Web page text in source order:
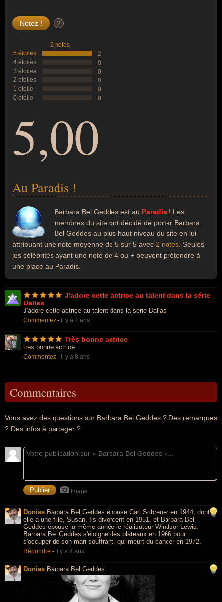
?
2 notes
5 étoiles
2
4 étoiles
0
3 étoiles
0
2 étoiles
0
1 étoile
0
0 étoile
0
5,00
Au Paradis !
Barbara Bel Geddes est au Paradis ! Les
membres du site ont décidé de porter Barbara
Bel Geddes au plus haut niveau du site en lui
attribuant une note moyenne de 5 sur 5 avec 2 notes . Seules
les célébrités ayant une note de 4 ou + peuvent prétendre à
une place au Paradis.
J'adore cette actrice au talent dans la série
Dallas
J'adore cette actrice au talent dans la série Dallas
Commentez - il y a 4 ans
Très bonne actrice
tres bonne actrice
Commentez - il y a 8 ans
Commentaires
Vous avez des questions sur Barbara Bel Geddes ? Des remarques
? Des infos à partager ?
Image
Donias Barbara Bel Geddes épouse Carl Schreuer en 1944, dont
elle a une fille, Susan. Ils divorcent en 1951, et Barbara Bel
Geddes épouse la même année le réalisateur Windsor Lewis.
Barbara Bel Geddes s'éloigne des plateaux en 1966 pour
s'occuper de son mari souffrant, qui meurt du cancer en 1972.
Répondre - il y a 8 ans
Donias Barbara Bel Geddes